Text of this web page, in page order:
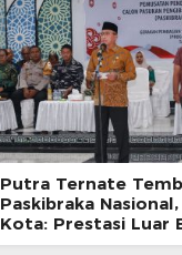
Putra Ternate
Paskibraka
Kota: Prestasi Luar